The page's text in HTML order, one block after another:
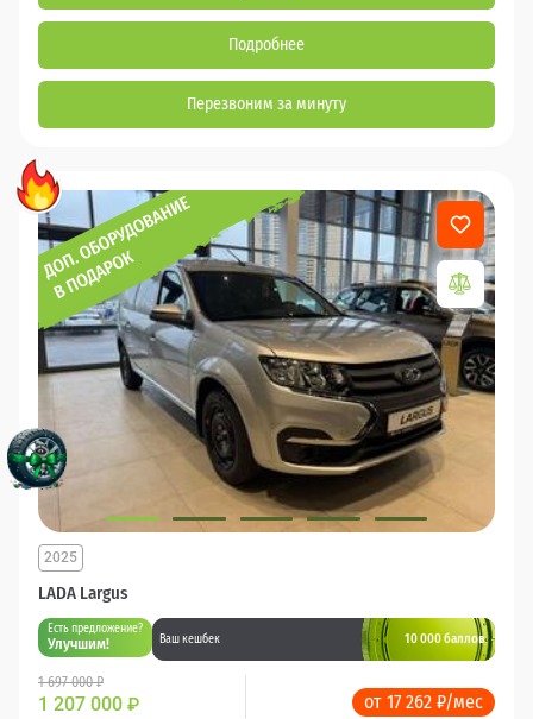
Подробнее
Перезвоним за минуту
LADA Largus
2025
Есть предложение?
Улучшим! Ваш кешбек 10 000 баллов
1 697 000 ₽
1 207 000 ₽ от 17 262 ₽/мес